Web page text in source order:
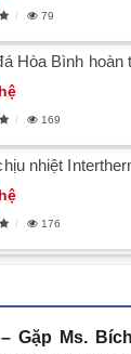
79
Hòa Bình hoàn
169
nhiệt
176
– Gặp Ms.